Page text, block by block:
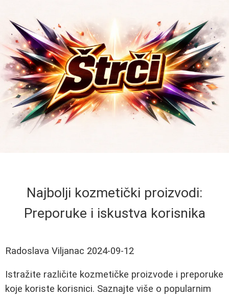
Najbolji kozmetički proizvodi:
Preporuke i iskustva korisnika
Radoslava Viljanac 2024-09-12
Istražite različite kozmetičke proizvode i preporuke
koje koriste korisnici. Saznajte više o popularnim